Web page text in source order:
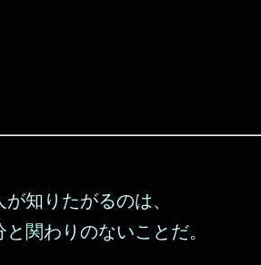
知りたがるのは、
関わりのないことだ。